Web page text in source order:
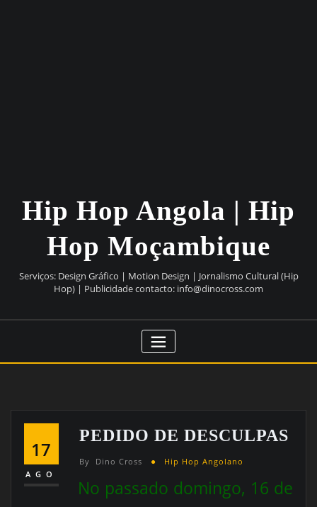
Hip Hop Angola | Hip
Hop Moçambique
Serviços: Design Gráfico | Motion Design | Jornalismo Cultural (Hip
Hop) | Publicidade contacto: info@dinocross.com
17
AGO
PEDIDO DE DESCULPAS
By Dino Cross Hip Hop Angolano
No passado domingo, 16 de